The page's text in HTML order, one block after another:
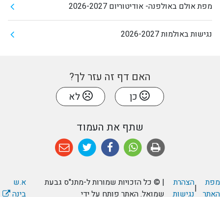
מפת אולם באולפנה- אודיטוריום 2026-2027
נגישות באולמות 2026-2027
האם דף זה עזר לך?
כן לא
שתף את העמוד
מפת
האתר |הצהרת
נגישות
| © כל הזכויות שמורות ל-מתנ"ס גבעת
שמואל. האתר פותח על ידי
א.ש
בינה